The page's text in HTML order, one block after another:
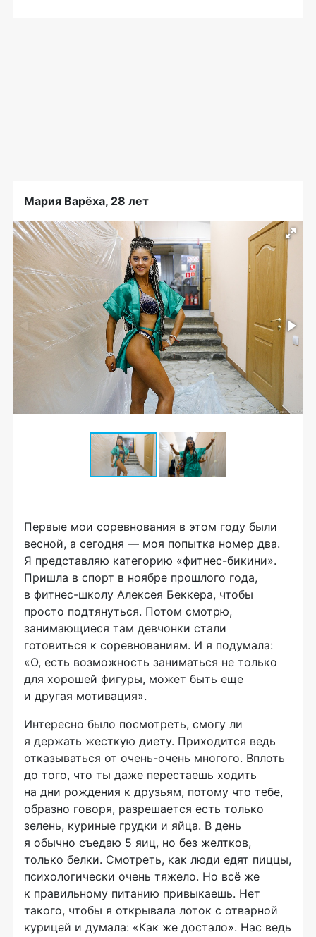
Мария Варёха, 28 лет
Первые мои соревнования в этом году были
весной, а сегодня — моя попытка номер два.
Я представляю категорию «фитнес-бикини».
Пришла в спорт в ноябре прошлого года,
в фитнес-школу Алексея Беккера, чтобы
просто подтянуться. Потом смотрю,
занимающиеся там девчонки стали
готовиться к соревнованиям. И я подумала:
«О, есть возможность заниматься не только
для хорошей фигуры, может быть еще
и другая мотивация».
Интересно было посмотреть, смогу ли
я держать жесткую диету. Приходится ведь
отказываться от очень-очень многого. Вплоть
до того, что ты даже перестаешь ходить
на дни рождения к друзьям, потому что тебе,
образно говоря, разрешается есть только
зелень, куриные грудки и яйца. В день
я обычно съедаю 5 яиц, но без желтков,
только белки. Смотреть, как люди едят пиццы,
психологически очень тяжело. Но всё же
к правильному питанию привыкаешь. Нет
такого, чтобы я открывала лоток с отварной
курицей и думала: «Как же достало». Нас ведь